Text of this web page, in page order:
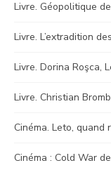
Livre. Géopolitique
Livre. L’extradition
Livre. Dorina Roşca,
Livre. Christian
Cinéma. Leto, quand
Cinéma : Cold War